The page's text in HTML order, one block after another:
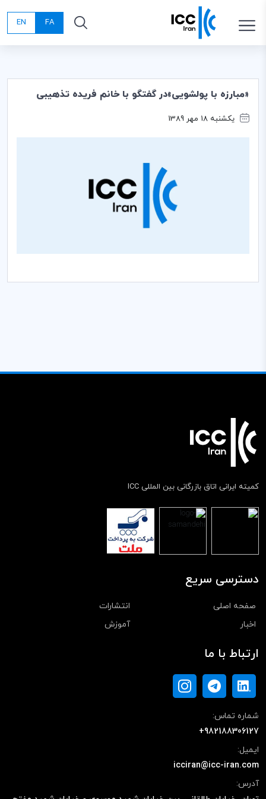
FA
EN
«مبارزه با پولشویی»در گفتگو با خانم فریده تذهیبی
یکشنبه 18 مهر 1389
کمیته ایرانی اتاق بازرگانی بین المللی ICC
دسترسی سریع
صفحه اصلی
انتشارات
اخبار
آموزش
ارتباط با ما
شماره تماس:
+982188306127
ایمیل:
icciran@icc-iran.com
آدرس: